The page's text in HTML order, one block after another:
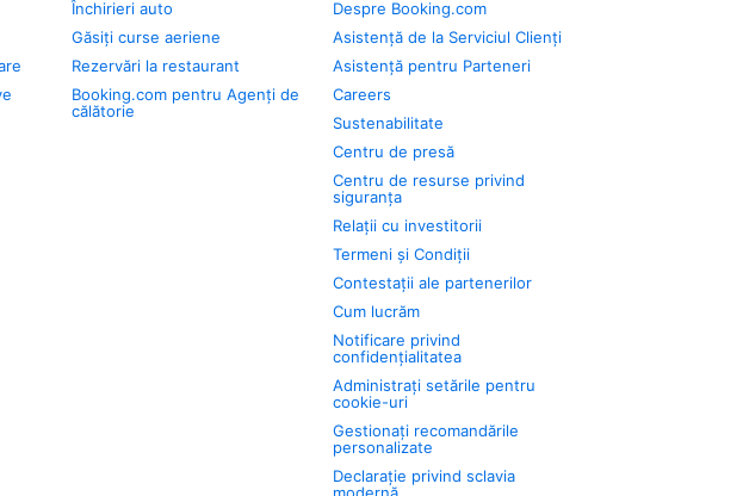
Închirieri auto
Găsiți curse aeriene
Rezervări la restaurant
Booking.com pentru Agenți de
călătorie
Despre Booking.com
Asistență de la Serviciul Clienți
Asistență pentru Parteneri
Careers
Sustenabilitate
Centru de presă
Centru de resurse privind
siguranța
Relații cu investitorii
Termeni și Condiții
Contestații ale partenerilor
Cum lucrăm
Notificare privind
confidențialitatea
Administrați setările pentru
cookie-uri
Gestionați recomandările
personalizate
Declarație privind sclavia